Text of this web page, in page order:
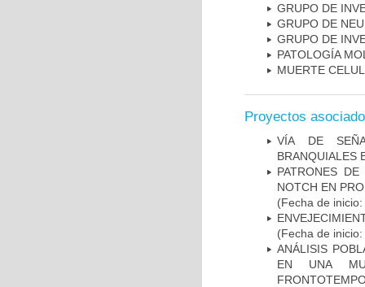
GRUPO DE
GRUPO DE
GRUPO DE
PATOLOGÍA
MUERTE
Proyectos
VÍA DE
BRANQUIALES
PATRONES
NOTCH EN
(Fecha de
(Fecha de
ANÁLISIS
EN UNA